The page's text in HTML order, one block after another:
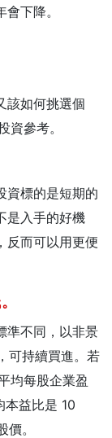
下降。
該如何挑選個
資參考。
資標的是短期的
是入手的好機
反而可以用更便
準不同，以非景
可持續買進。若
均每股企業盈
本益比是 10
。